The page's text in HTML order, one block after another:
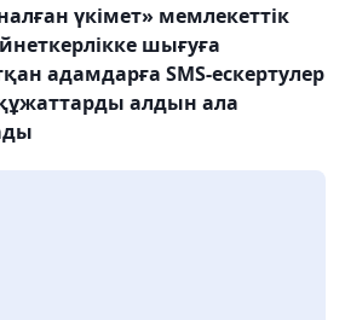
үкімет» мемлекеттік
шығуға
адамдарға SMS-ескертулер
алдын ала